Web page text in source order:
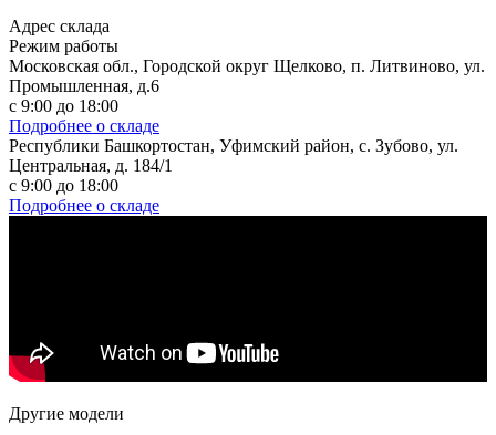
Адрес склада
Режим работы
Московская обл., Городской округ Щелково, п. Литвиново, ул.
Промышленная, д.6
с 9:00 до 18:00
Подробнее о складе
Республики Башкортостан, Уфимский район, с. Зубово, ул.
Центральная, д. 184/1
с 9:00 до 18:00
Подробнее о складе
Другие модели